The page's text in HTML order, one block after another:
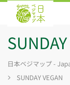
日本ベジマップ -
SUNDAY VEGAN